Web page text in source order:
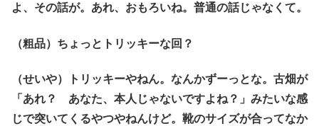
よ、その話が。あれ、おもろいね。普通の話じゃなくて。
（粗品）ちょっとトリッキーな回？
（せいや）トリッキーやねん。なんかずーっとな。古畑が
「あれ？ あなた、本人じゃないですよね？」みたいな感
じで突いてくるやつやねんけど。靴のサイズが合ってなか